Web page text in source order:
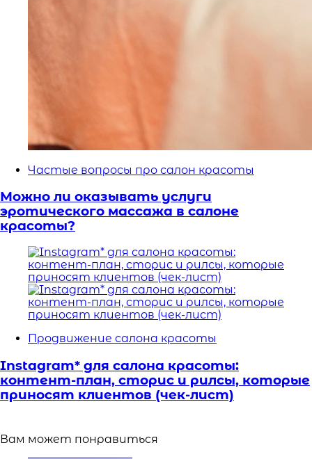
Частые вопросы про салон красоты
Можно ли оказывать услуги
эротического массажа в салоне
красоты?
Продвижение салона красоты
Instagram* для салона красоты:
контент-план, сторис и рилсы, которые
приносят клиентов (чек-лист)
Вам может понравиться